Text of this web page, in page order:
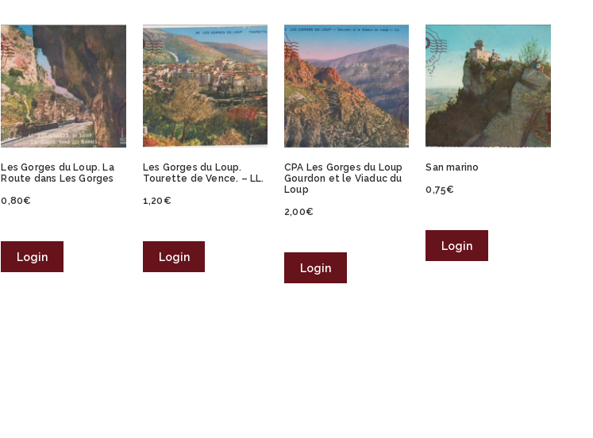
Les Gorges du Loup. La
Route dans Les Gorges
0,80€
Login
Les Gorges du Loup.
Tourette de Vence. – LL.
1,20€
Login
CPA Les Gorges du Loup
Gourdon et le Viaduc du
Loup
2,00€
Login
San marino
0,75€
Login